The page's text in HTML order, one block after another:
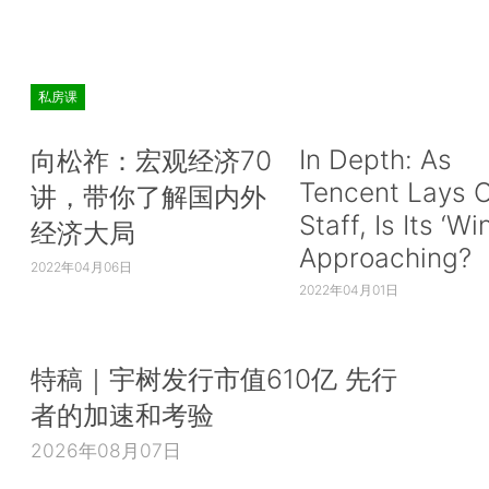
私房课
向松祚：宏观经济70
讲，带你了解国内外
经济大局
2022年04月06日
In Depth: As
Tencent Lays
Staff, Is Its
Approaching?
2022年04月01日
特稿｜宇树发行市值610亿 先行
者的加速和考验
2026年08月07日